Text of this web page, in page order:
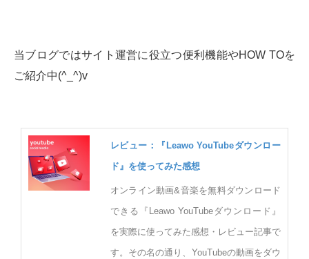
当ブログではサイト運営に役立つ便利機能やHOW TOを
ご紹介中(^_^)v
レビュー：『Leawo YouTubeダウンロー
ド』を使ってみた感想
オンライン動画&音楽を無料ダウンロード
できる『Leawo YouTubeダウンロード』
を実際に使ってみた感想・レビュー記事で
す。その名の通り、YouTubeの動画をダウ